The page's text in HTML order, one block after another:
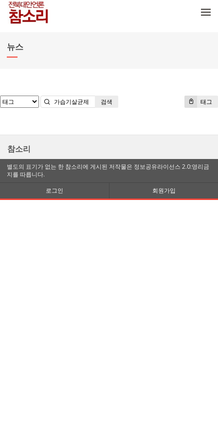
뉴스
태그
검색
참소리
별도의 표기가 없는 한 참소리에 게시된 저작물은 정보공유라이선스 2.0:영리금
지를 따릅니다.
로그인
회원가입